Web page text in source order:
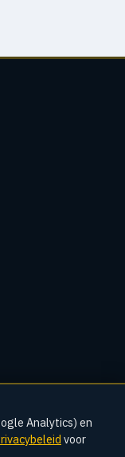
Analytics) en
voor